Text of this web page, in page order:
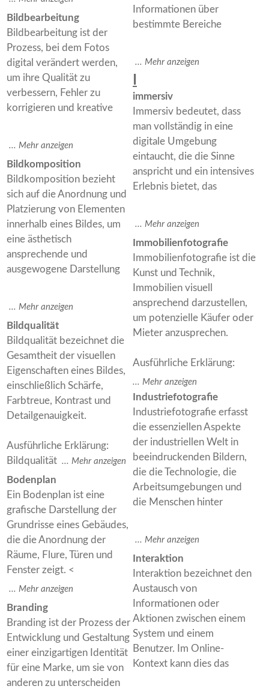
Bildbearbeitung
Bildbearbeitung ist der
Prozess, bei dem Fotos
digital verändert werden,
um ihre Qualität zu
verbessern, Fehler zu
korrigieren und kreative
Bildkomposition
Bildkomposition bezieht
sich auf die Anordnung und
Platzierung von Elementen
innerhalb eines Bildes, um
eine ästhetisch
ansprechende und
ausgewogene Darstellung
Bildqualität
Bildqualität bezeichnet die
Gesamtheit der visuellen
Eigenschaften eines Bildes,
einschließlich Schärfe,
Farbtreue, Kontrast und
Detailgenauigkeit.
Ausführliche Erklärung:
Bildqualität
Bodenplan
Ein Bodenplan ist eine
grafische Darstellung der
Grundrisse eines Gebäudes,
die die Anordnung der
Räume, Flure, Türen und
Fenster zeigt. <
Branding
Branding ist der Prozess der
Entwicklung und Gestaltung
einer einzigartigen Identität
für eine Marke, um sie von
anderen zu unterscheiden
Informationen über
bestimmte Bereiche
immersiv
Immersiv bedeutet, dass
man vollständig in eine
digitale Umgebung
eintaucht, die die Sinne
anspricht und ein intensives
Erlebnis bietet, das
Immobilienfotografie
Immobilienfotografie ist die
Kunst und Technik,
Immobilien visuell
ansprechend darzustellen,
um potenzielle Käufer oder
Mieter anzusprechen.
Ausführliche Erklärung:
Industriefotografie
Industriefotografie erfasst
die essenziellen Aspekte
der industriellen Welt in
beeindruckenden Bildern,
die die Technologie, die
Arbeitsumgebungen und
die Menschen hinter
Interaktion
Interaktion bezeichnet den
Austausch von
Informationen oder
Aktionen zwischen einem
System und einem
Benutzer. Im Online-
Kontext kann dies das